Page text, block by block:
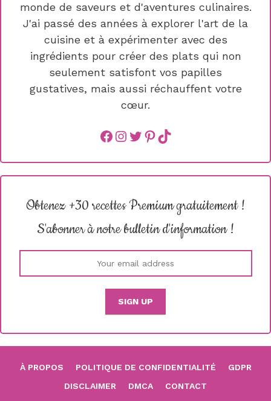
monde de saveurs et d'aventures culinaires.
J'ai passé des années à explorer l'art de la
cuisine et à expérimenter avec des
ingrédients pour créer des plats qui non
seulement satisfont vos papilles
gustatives, mais aussi réchauffent votre
cœur.
Facebook
instagram
Twitter
Pinterest
TikTok
Obtenez +30 recettes Premium gratuitement !
S'abonner à notre bulletin d'information !
À PROPOS POLITIQUE DE CONFIDENTIALITÉ
GDPR
DISCLAIMER
DMCA CONTACT